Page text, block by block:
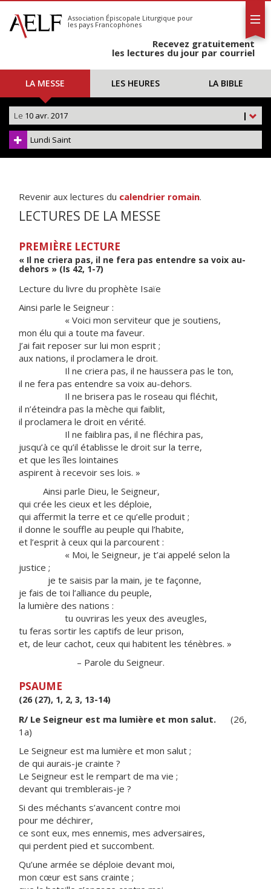
S'abonner
Calendrier
Association Épiscopale Liturgique pour
les pays Francophones
Recevez gratuitement
les lectures du jour par courriel
LA MESSE LES HEURES LA BIBLE
|
Le 10 avr. 2017
Lundi Saint
Revenir aux lectures du calendrier romain.
LECTURES DE LA MESSE
PREMIÈRE LECTURE
« Il ne criera pas, il ne fera pas entendre sa voix au-
dehors » (Is 42, 1-7)
Lecture du livre du prophète Isaïe
Ainsi parle le Seigneur :
« Voici mon serviteur que je soutiens,
mon élu qui a toute ma faveur.
J’ai fait reposer sur lui mon esprit ;
aux nations, il proclamera le droit.
Il ne criera pas, il ne haussera pas le ton,
il ne fera pas entendre sa voix au-dehors.
Il ne brisera pas le roseau qui fléchit,
il n’éteindra pas la mèche qui faiblit,
il proclamera le droit en vérité.
Il ne faiblira pas, il ne fléchira pas,
jusqu’à ce qu’il établisse le droit sur la terre,
et que les îles lointaines
aspirent à recevoir ses lois. »
Ainsi parle Dieu, le Seigneur,
qui crée les cieux et les déploie,
qui affermit la terre et ce qu’elle produit ;
il donne le souffle au peuple qui l’habite,
et l’esprit à ceux qui la parcourent :
« Moi, le Seigneur, je t’ai appelé selon la
justice ;
je te saisis par la main, je te façonne,
je fais de toi l’alliance du peuple,
la lumière des nations :
tu ouvriras les yeux des aveugles,
tu feras sortir les captifs de leur prison,
et, de leur cachot, ceux qui habitent les ténèbres. »
– Parole du Seigneur.
PSAUME
(26 (27), 1, 2, 3, 13-14)
R/ Le Seigneur est ma lumière et mon salut.
(26,
1a)
Le Seigneur est ma lumière et mon salut ;
de qui aurais-je crainte ?
Le Seigneur est le rempart de ma vie ;
devant qui tremblerais-je ?
Si des méchants s’avancent contre moi
pour me déchirer,
ce sont eux, mes ennemis, mes adversaires,
qui perdent pied et succombent.
Qu’une armée se déploie devant moi,
mon cœur est sans crainte ;